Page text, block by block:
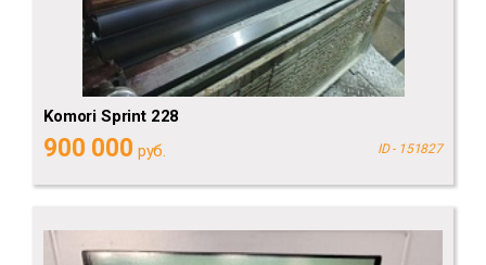
Komori Sprint 228
900 000 руб. ID - 151827